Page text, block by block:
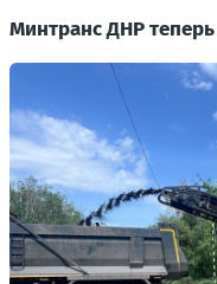
Минтранс ДНР